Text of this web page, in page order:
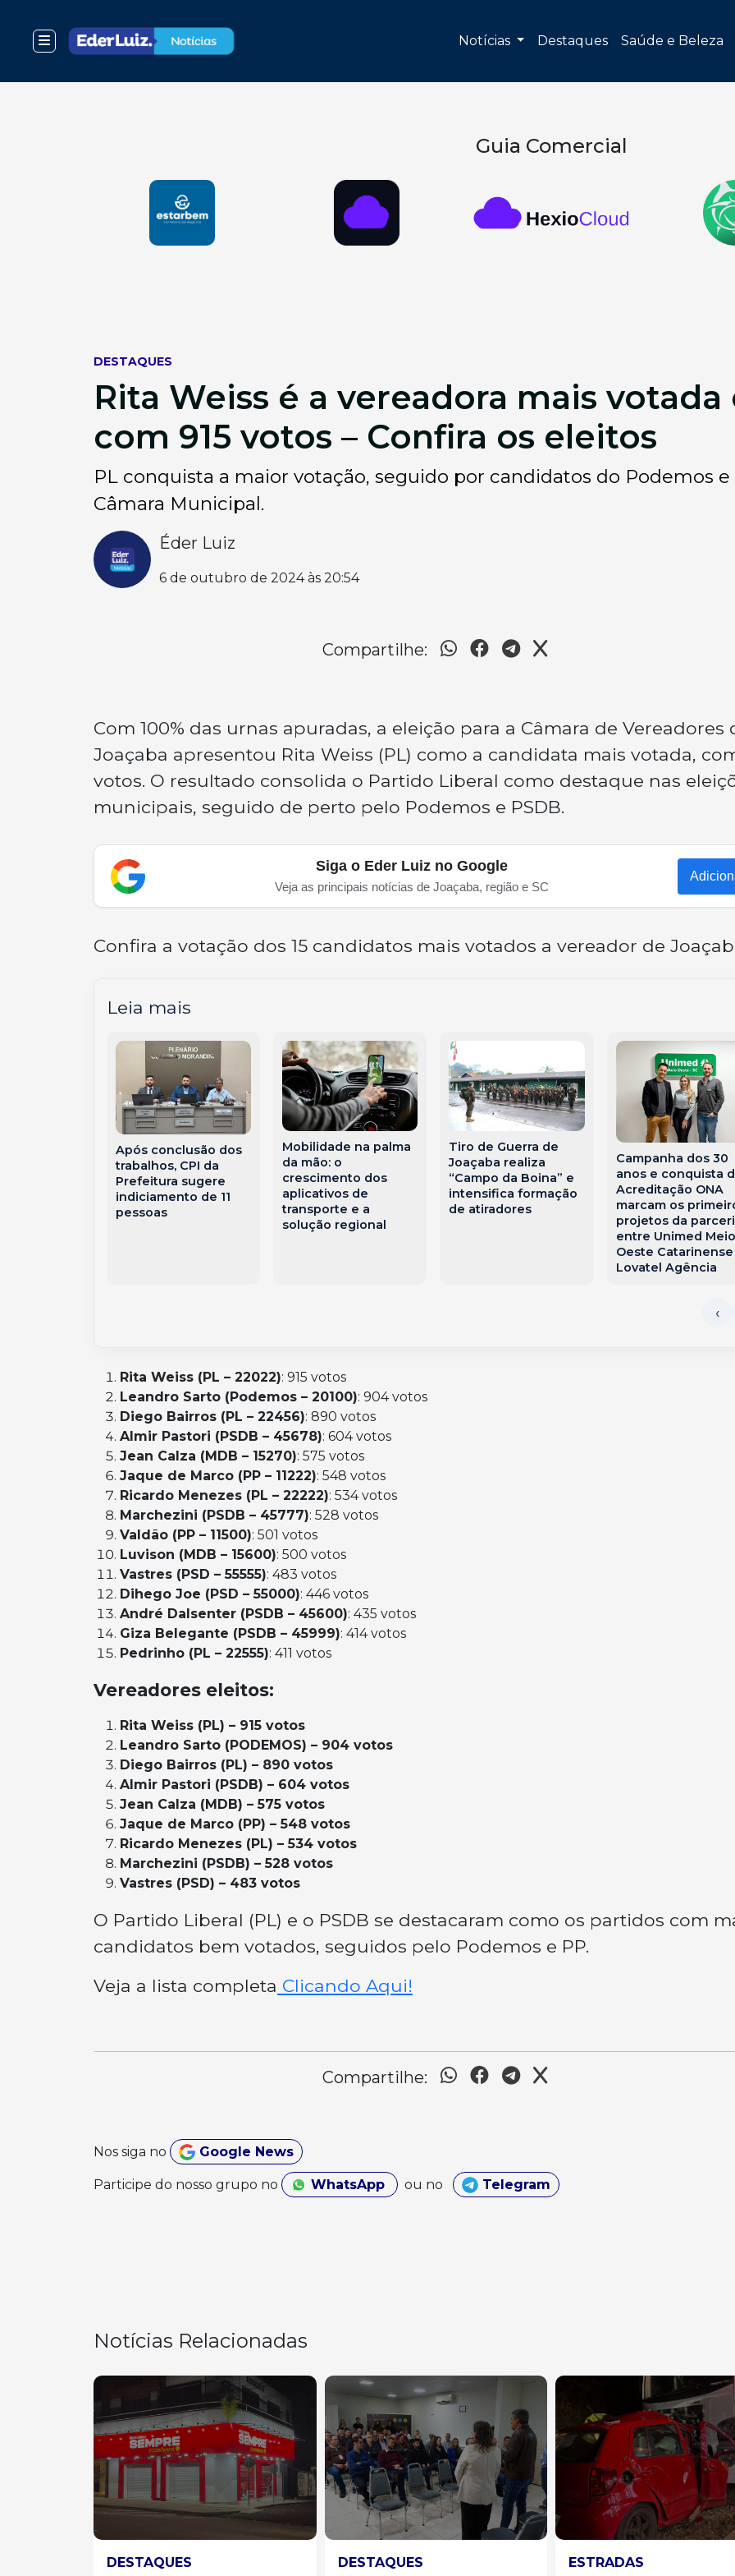
Notícias Destaques Saúde e Beleza
Guia Comercial
DESTAQUES
Rita Weiss é a vereadora mais
com 915 votos – Confira os eleitos
PL conquista a maior votação, seguido por candidatos do Podemos e
Câmara Municipal.
Éder Luiz
6 de outubro de 2024 às 20:54
Compartilhe:
Com 100% das urnas apuradas, a eleição para a Câmara de Vereadores
Joaçaba apresentou Rita Weiss (PL) como a candidata mais votada,
votos. O resultado consolida o Partido Liberal como destaque nas
municipais, seguido de perto pelo Podemos e PSDB.
Siga o Eder Luiz no Google
Veja as principais notícias de Joaçaba, região e SC
Confira a votação dos 15 candidatos mais votados a vereador de
Leia mais
Após conclusão dos
trabalhos, CPI da
Prefeitura sugere
indiciamento de 11
pessoas
Mobilidade na palma
da mão: o
crescimento dos
aplicativos de
transporte e a
solução regional
Tiro de Guerra de
Joaçaba realiza
“Campo da Boina” e
intensifica formação
de atiradores
Campanha dos 30
anos e conquista
Acreditação ONA
marcam os
projetos da
entre Unimed Meio
Oeste
Lovatel Agência
Rita Weiss (PL – 22022): 915 votos
Leandro Sarto (Podemos – 20100): 904 votos
Diego Bairros (PL – 22456): 890 votos
Almir Pastori (PSDB – 45678): 604 votos
Jean Calza (MDB – 15270): 575 votos
Jaque de Marco (PP – 11222): 548 votos
Ricardo Menezes (PL – 22222): 534 votos
Marchezini (PSDB – 45777): 528 votos
Valdão (PP – 11500): 501 votos
Luvison (MDB – 15600): 500 votos
Vastres (PSD – 55555): 483 votos
Dihego Joe (PSD – 55000): 446 votos
André Dalsenter (PSDB – 45600): 435 votos
Giza Belegante (PSDB – 45999): 414 votos
Pedrinho (PL – 22555): 411 votos
Vereadores eleitos:
Rita Weiss (PL) – 915 votos
Leandro Sarto (PODEMOS) – 904 votos
Diego Bairros (PL) – 890 votos
Almir Pastori (PSDB) – 604 votos
Jean Calza (MDB) – 575 votos
Jaque de Marco (PP) – 548 votos
Ricardo Menezes (PL) – 534 votos
Marchezini (PSDB) – 528 votos
Vastres (PSD) – 483 votos
O Partido Liberal (PL) e o PSDB se destacaram como os partidos com
candidatos bem votados, seguidos pelo Podemos e PP.
Veja a lista completa Clicando Aqui!
Compartilhe:
Nos siga no Google News
Participe do nosso grupo no WhatsApp ou no Telegram
Notícias Relacionadas
DESTAQUES ESTRADAS ESPECIAL